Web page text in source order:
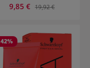
Verkaufspreis:
9,85 € Regulärer Preis:
19,92 €
42%